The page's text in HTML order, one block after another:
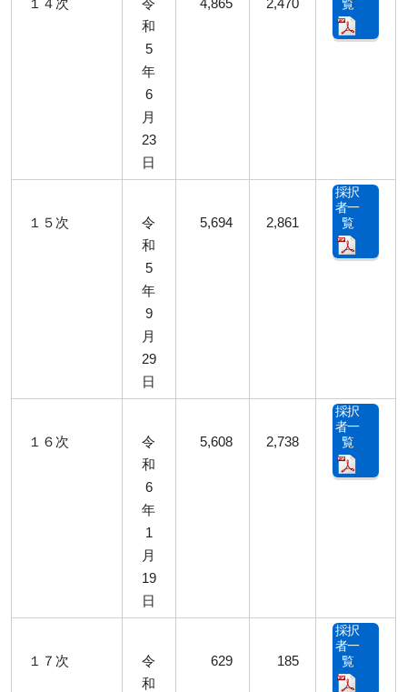
１４次
令
和
5
年
6
月
23
日
4,865 2,470
覧
１５次
令
和
5
年
9
月
29
日
5,694 2,861
採択
者一
覧
１６次
令
和
6
年
1
月
19
日
5,608 2,738
採択
者一
覧
１７次
令
和
629 185
採択
者一
覧